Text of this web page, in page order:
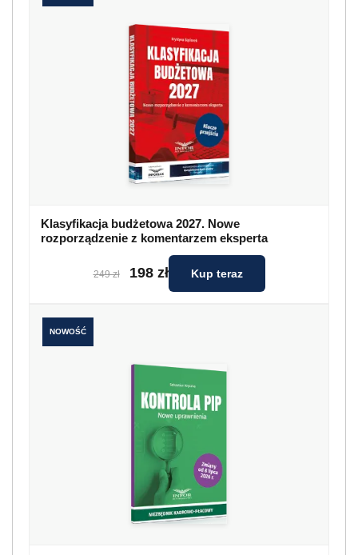
Klasyfikacja budżetowa 2027. Nowe
rozporządzenie z komentarzem eksperta
249 zł 198 zł Kup teraz
NOWOŚĆ